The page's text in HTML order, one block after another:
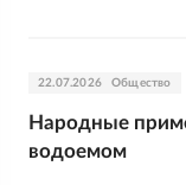
22.07.2026 Общество
Народные
водоемом